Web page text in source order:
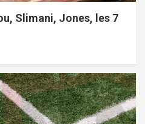
Slimani, Jones, les 7